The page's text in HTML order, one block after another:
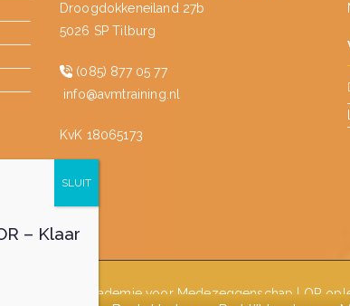
Droogdokkeneiland 27b
5026 SP Tilburg
(085) 877 05 77
info@avmtraining.nl
KvK 18065173
academie voor Medezeggenschap | OR
– Klaar